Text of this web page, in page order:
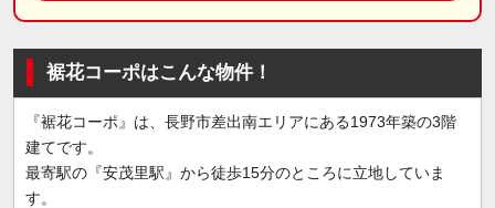
裾花コーポはこんな物件！
『裾花コーポ』は、長野市差出南エリアにある1973年築の3階
建てです。
最寄駅の『安茂里駅』から徒歩15分のところに立地していま
す。